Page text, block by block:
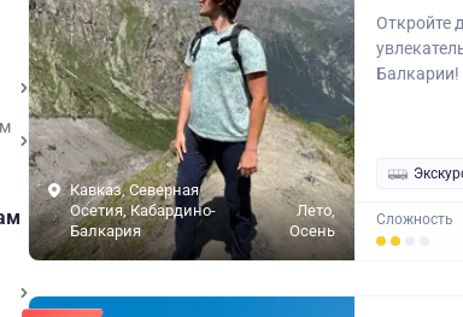
Кавказ, Северная
Осетия, Кабардино-
Балкария
Лето,
Осень
Откройте
Сложность